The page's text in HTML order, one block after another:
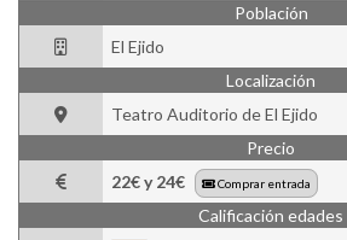
Población
El Ejido
Localización
Teatro Auditorio de El Ejido
Precio
22€ y 24€
Comprar entrada
Calificación edades